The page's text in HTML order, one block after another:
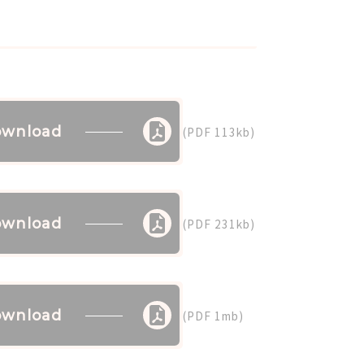
(PDF 113kb)
(PDF 231kb)
(PDF 1mb)